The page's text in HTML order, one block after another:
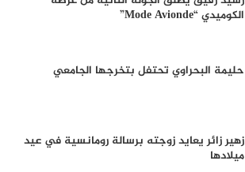
الكوميدي “Mode Avionde”
حليمة البحراوي تحتفل بتخرجها الجامعي
زهير زائر يعايد زوجته برسالة رومانسية في عيد
ميلادها